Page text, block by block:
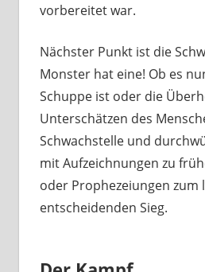
vorbereitet war.
Nächster Punkt ist die
Monster hat eine! Ob es
Schuppe ist oder die
Unterschätzen des
Schwachstelle und
mit Aufzeichnungen zu
oder Prophezeiungen zum
entscheidenden Sieg.